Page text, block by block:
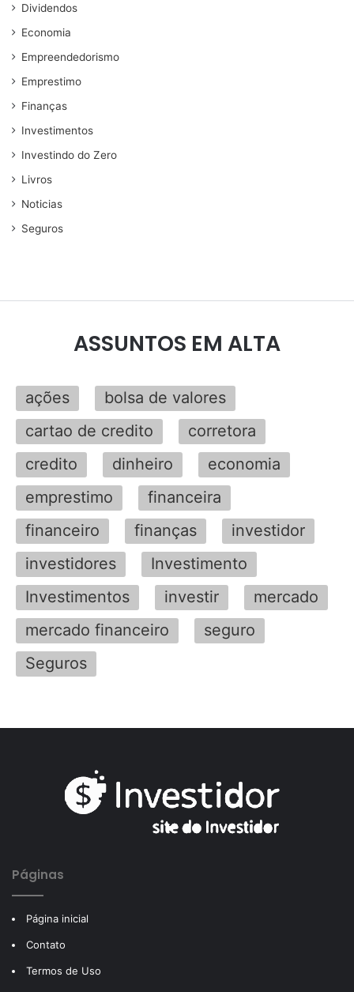
Dividendos
Economia
Empreendedorismo
Emprestimo
Finanças
Investimentos
Investindo do Zero
Livros
Noticias
Seguros
ASSUNTOS EM ALTA
ações
bolsa de valores
cartao de credito
corretora
credito
dinheiro
economia
emprestimo
financeira
financeiro
finanças
investidor
investidores
Investimento
Investimentos
investir
mercado
mercado financeiro
seguro
Seguros
Páginas
Página inicial
Contato
Termos de Uso